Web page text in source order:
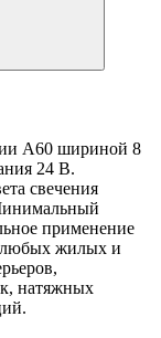
A60 шириной 8
24 В.
свечения
применение
любых жилых и
натяжных